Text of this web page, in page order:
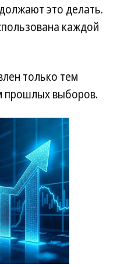
это делать.
каждой
только тем
прошлых выборов.